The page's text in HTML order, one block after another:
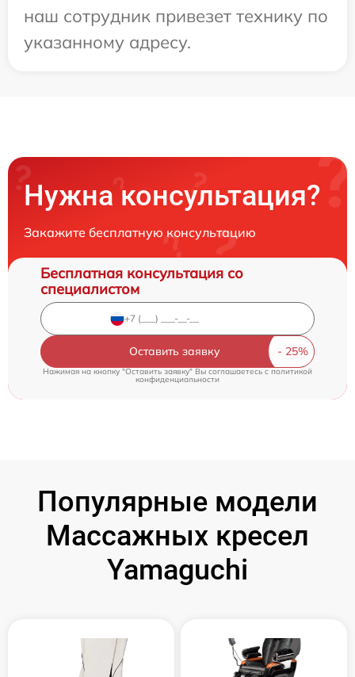
наш сотрудник привезет технику по
указанному адресу.
Нужна консультация?
Закажите бесплатную консультацию
Бесплатная консультация со
специалистом
Оставить заявку
Нажимая на кнопку "Оставить заявку" Вы соглашаетесь cполитикой
конфиденциальности
Популярные модели
Массажных кресел
Yamaguchi